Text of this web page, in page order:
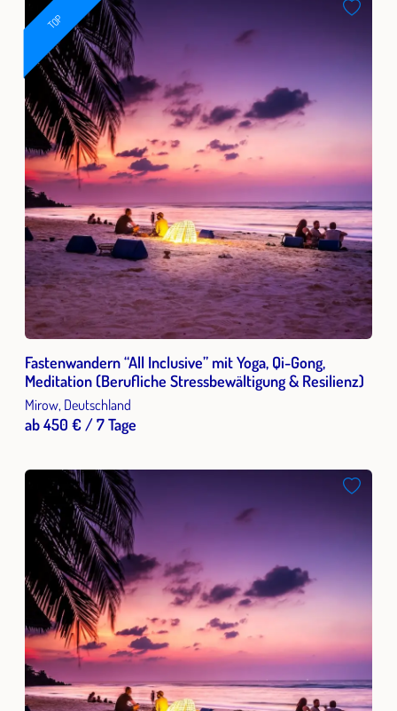
TOP
Fastenwandern “All Inclusive” mit Yoga, Qi-Gong,
Meditation (Berufliche Stressbewältigung & Resilienz)
Mirow, Deutschland
ab 450 € / 7 Tage